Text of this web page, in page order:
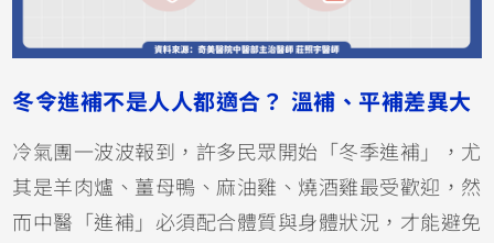
冬令進補不是人人都適合？ 溫補、平補差異大
冷氣團一波波報到，許多民眾開始「冬季進補」，尤
其是羊肉爐、薑母鴨、麻油雞、燒酒雞最受歡迎，然
而中醫「進補」必須配合體質與身體狀況，才能避免